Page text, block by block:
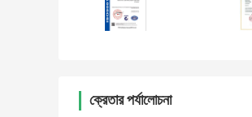
ক্রেতার পর্যালোচনা